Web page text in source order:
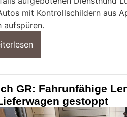
mit Kontrollschildern aus
aufspüren.
GR: Fahrunfähige
gestoppt